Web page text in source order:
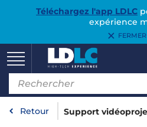
Téléchargez l'app LDLC
expérience
FERMER
Retour Support